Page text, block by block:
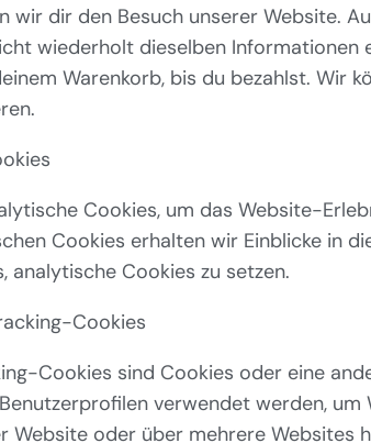
wir dir den Besuch unserer Website.
wiederholt dieselben Informationen
Warenkorb, bis du bezahlst. Wir
Cookies, um das Website-
Cookies erhalten wir Einblicke in
analytische Cookies zu setzen.
Cookies
Cookies sind Cookies oder eine
verwendet werden, um
Website oder über mehrere Websites